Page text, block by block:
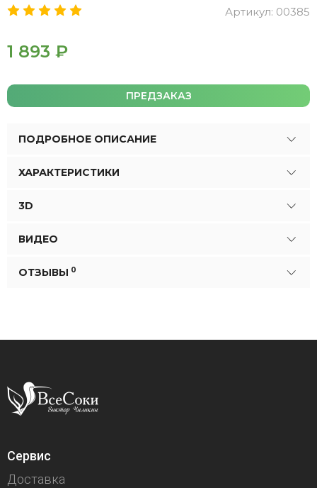
Артикул: 00385
1 893 ₽
ПРЕДЗАКАЗ
ПОДРОБНОЕ ОПИСАНИЕ
ХАРАКТЕРИСТИКИ
3D
ВИДЕО
ОТЗЫВЫ 0
Сервис
Доставка